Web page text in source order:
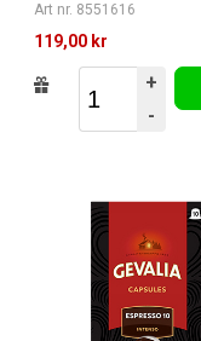
Art nr. 8551616
119,00 kr
+
-